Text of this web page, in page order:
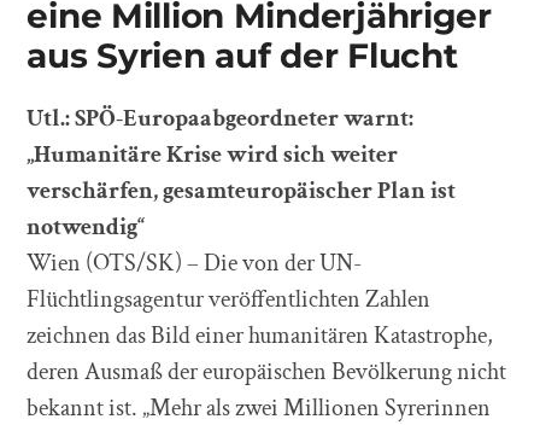
eine Million Minderjähriger
aus Syrien auf der Flucht
Utl.: SPÖ-Europaabgeordneter warnt:
„Humanitäre Krise wird sich weiter
verschärfen, gesamteuropäischer Plan ist
notwendig“
Wien (OTS/SK) – Die von der UN-
Flüchtlingsagentur veröffentlichten Zahlen
zeichnen das Bild einer humanitären Katastrophe,
deren Ausmaß der europäischen Bevölkerung nicht
bekannt ist. „Mehr als zwei Millionen Syrerinnen